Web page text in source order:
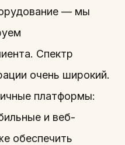
— мы
Спектр
очень широкий.
платформы:
и веб-
обеспечить